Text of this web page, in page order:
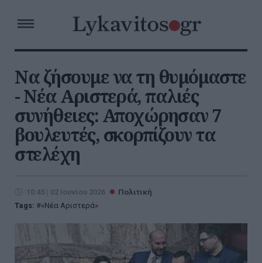
Να ζήσουμε να τη θυμόμαστε
- Νέα Αριστερά, παλιές
συνήθειες: Αποχώρησαν 7
βουλευτές, σκορπίζουν τα
στελέχη
10:45 | 02 Ιουνίου 2026
Πολιτική
Tags:
«Νέα Αριστερά»